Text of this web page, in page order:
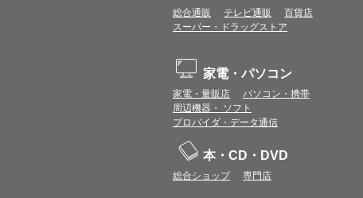
総合通販 テレビ通販
百貨店
スーパー・ドラッグストア
家電・パソコン
家電・量販店
パソコン・携帯
周辺機器・ ソフト
プロバイダ・データ通信
本・CD・DVD
総合ショップ 専門店